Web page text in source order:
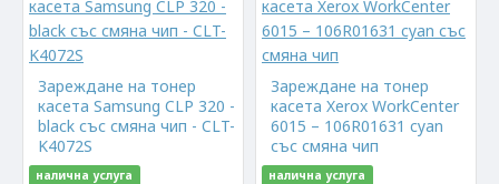
Зареждане на тонер
касета Samsung CLP 320 -
black със смяна чип - CLT-
K4072S
налична услуга
Зареждане на тонер
касета Xerox WorkCenter
6015 – 106R01631 cyan
със смяна чип
налична услуга